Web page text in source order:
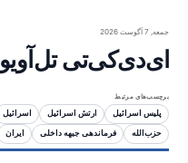
جمعه, 7 آگوست 2026
ای‌دی‌کی‌تی تل‌آویو
برچسب‌های مرتبط
پلیس اسرائیل ارتش اسرائیل اسرائیل
حزب‌الله فرماندهی جبهه داخلی ایران